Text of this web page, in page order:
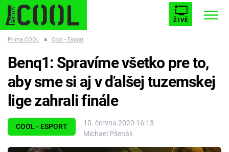
ŽIVĚ
ESCAPE PLNEJ KOTEL AVENGERS 5
Témata
Prima COOL ■ Cool - Esport
COOL - ESPORT
10. června 2020 16:13
Michael Pšenák
Benq1: Spravíme všetko pre to,
aby sme si aj v ďalšej tuzemskej
lige zahrali finále